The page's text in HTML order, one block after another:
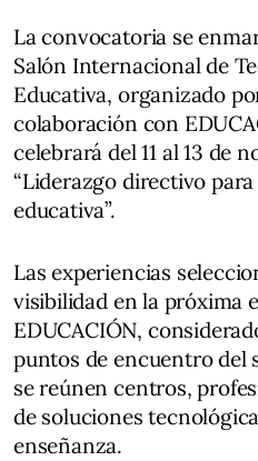
La convocatoria se
Salón Internacional de
Educativa, organizado
colaboración con
celebrará del 11 al 13 de
“Liderazgo directivo
educativa”.
Las experiencias
visibilidad en la próxima
EDUCACIÓN,
puntos de encuentro del
se reúnen centros,
de soluciones
enseñanza.